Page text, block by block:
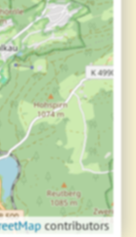
contributors